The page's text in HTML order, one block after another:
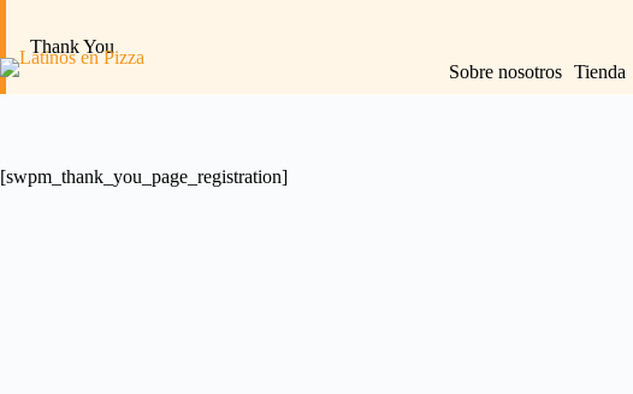
contenido
Sobre nosotros
Tienda
Thank You
[swpm_thank_you_page_registration]